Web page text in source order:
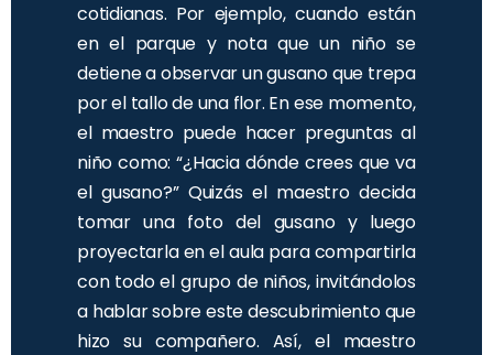
cotidianas. Por ejemplo, cuando están
en el parque y nota que un niño se
detiene a observar un gusano que trepa
por el tallo de una flor. En ese momento,
el maestro puede hacer preguntas al
niño como: “¿Hacia dónde crees que va
el gusano?” Quizás el maestro decida
tomar una foto del gusano y luego
proyectarla en el aula para compartirla
con todo el grupo de niños, invitándolos
a hablar sobre este descubrimiento que
hizo su compañero. Así, el maestro